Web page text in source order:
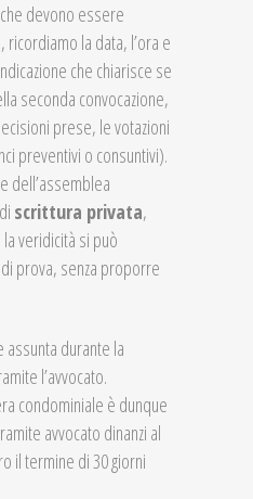
devono essere
la data, l’ora e
che chiarisce se
seconda convocazione,
prese, le votazioni
preventivi o consuntivi).
dell’assemblea
scrittura privata,
veridicità si può
prova, senza proporre
durante la
l’avvocato.
condominiale è dunque
avvocato dinanzi al
il termine di 30 giorni